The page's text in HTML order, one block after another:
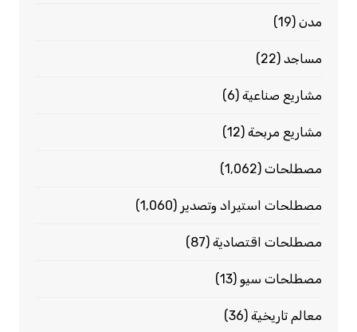
مدن(19)
مساجد(22)
مشاريع صناعية(6)
مشاريع مربحة(12)
مصطلحات(1٬062)
مصطلحات استيراد وتصدير (1٬060)
مصطلحات اقتصادية(87)
مصطلحات سيو(13)
معالم تاريخية(36)